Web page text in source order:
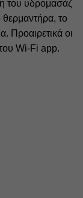
του υδρομασάζ
θερμαντήρα, το
Προαιρετικά οι
Wi-Fi app.